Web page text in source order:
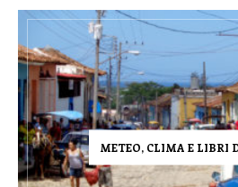
METEO, CLIMA E LIBRI